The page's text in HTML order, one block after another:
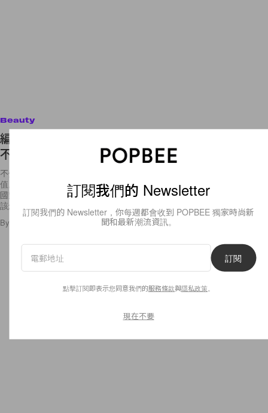
Beauty
編髮其實好多變化：夏日編髮造型示範！當中還有
不少簡易版的入門款式！
不少女生對於鬢辮都比較隨意，常常「想束就束」，往往低估了鬢辮的價
值。其實鬢辮的造型除了有種典雅感外，也可以好多變化，從魚尾辮、法
國辮，到髮冠辮等，每一款都是為造型注入不同感覺的法門。運動風當天
該怎鬢、
By
訂閱我們的 Newsletter
訂閱我們的 Newsletter，你每週都會收到 POPBEE 獨家時尚新
聞和最新潮流資訊。
訂閱
點擊訂閱即表示您同意我們的服務條款與隱私政策
現在不要